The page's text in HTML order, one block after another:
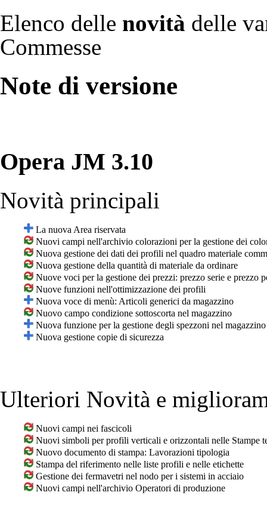
Elenco delle novità delle
Commesse
Note di versione
Opera JM 3.10
Novità principali
La nuova Area riservata
Nuovi campi nell'archivio colorazioni per la gestione dei
Nuova gestione dei dati dei profili nel quadro materiale
Nuova gestione della quantità di materiale da ordinare
Nuove voci per la gestione dei prezzi: prezzo serie e prezzo
Nuove funzioni nell'ottimizzazione dei profili
Nuova voce di menù: Articoli generici da magazzino
Nuovo campo condizione sottoscorta nel magazzino
Nuova funzione per la gestione degli spezzoni nel
Nuova gestione copie di sicurezza
Ulteriori Novità e
Nuovi campi nei fascicoli
Nuovi simboli per profili verticali e orizzontali nelle Stampe
Nuovo documento di stampa: Lavorazioni tipologia
Stampa del riferimento nelle liste profili e nelle etichette
Gestione dei fermavetri nel nodo per i sistemi in acciaio
Nuovi campi nell'archivio Operatori di produzione